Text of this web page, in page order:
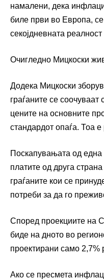
намалени, дека
биле први во Европа,
секојдневната
Очигледно Мицкоски
Додека Мицкоски
граѓаните се
цените на основните
стандардот опаѓа. Тоа
Поскапувањата од една
платите од друга
граѓаните кои се
потреби за да го
Според проекциите на
биде на дното во
проектирани само
Ако се пресмета